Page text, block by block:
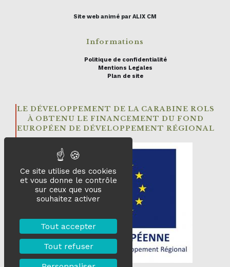
Site web animé par ALIX CM
Informations
Politique de confidentialité
Mentions Legales
Plan de site
LE DÉVELOPPEMENT DE LA CARABINE ROLS
À OBTENU LE FINANCEMENT DU FOND
EUROPÉEN DE DÉVELOPPEMENT RÉGIONAL
Ce site utilise des cookies
et vous donne le contrôle
sur ceux que vous
souhaitez activer
Tout accepter
Tout refuser